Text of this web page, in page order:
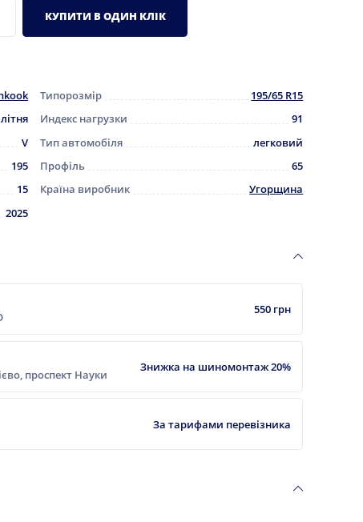
КУПИТИ В ОДИН КЛІК
Типорозмір
195/65 R15
літня Индекс нагрузки
91
V Тип автомобіля
легковий
195 Профіль
65
15 Країна виробник
Угорщина
2025
550 грн
проспект Науки
Знижка на шиномонтаж 20%
За тарифами перевізника